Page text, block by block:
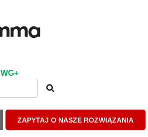
WG+
ZAPYTAJ O NASZE ROZWIĄZANIA